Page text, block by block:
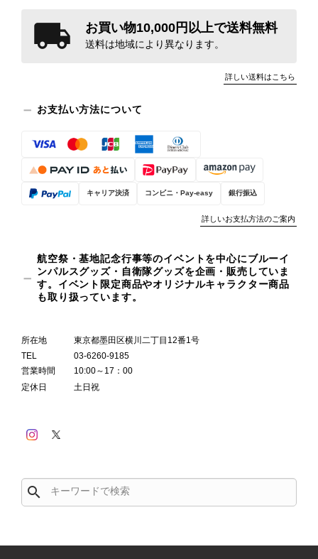
お買い物10,000円以上で送料無料
送料は地域により異なります。
詳しい送料はこちら
お支払い方法について
キャリア決済 コンビニ・Pay-easy 銀行振込
詳しいお支払方法のご案内
航空祭・基地記念行事等のイベントを中心にブルーイ
ンパルスグッズ・自衛隊グッズを企画・販売していま
す。イベント限定商品やオリジナルキャラクター商品
も取り扱っています。
所在地
東京都墨田区横川二丁目12番1号
TEL
03-6260-9185
営業時間
10:00～17：00
定休日
土日祝
search